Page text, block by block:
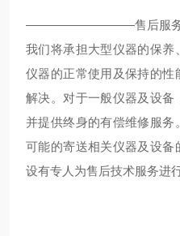
—————————售后
我们将承担大型仪器的保
仪器的正常使用及保持的
解决。对于一般仪器及设备
并提供终身的有偿维修服务
可能的寄送相关仪器及设备
设有专人为售后技术服务进